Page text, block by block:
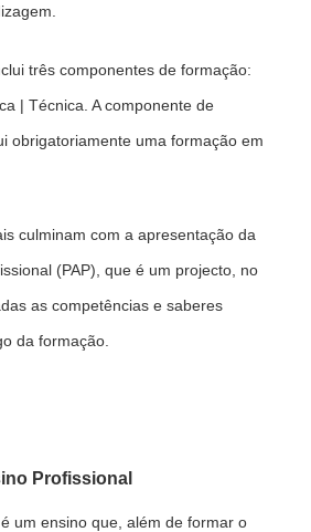
três componentes de formação:
| Técnica. A componente de
obrigatoriamente uma formação em
culminam com a apresentação da
(PAP), que é um projecto, no
as competências e saberes
da formação.
Profissional
um ensino que, além de formar o